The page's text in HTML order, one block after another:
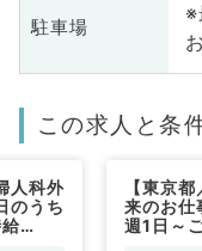
駐車場
※
この求人と条
人科外
のうち
【東京
来のお仕
週1日～